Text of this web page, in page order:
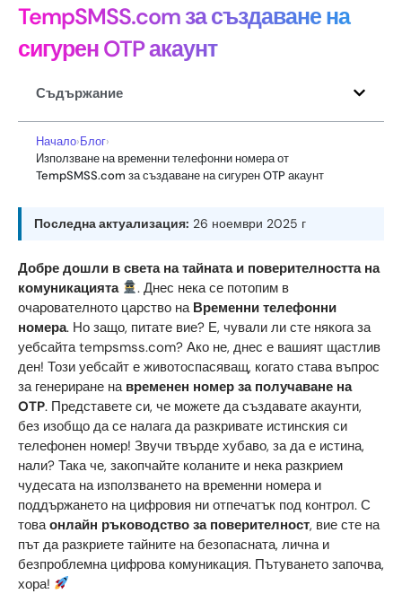
TempSMSS.com за създаване на
сигурен OTP акаунт
Съдържание
Начало›Блог›
Използване на временни телефонни номера от
TempSMSS.com за създаване на сигурен OTP акаунт
Последна актуализация: 26 ноември 2025 г
Добре дошли в света на тайната и поверителността на
комуникацията
. Днес нека се потопим в
очарователното царство на Временни телефонни
номера. Но защо, питате вие? Е, чували ли сте някога за
уебсайта tempsmss.com? Ако не, днес е вашият щастлив
ден! Този уебсайт е животоспасяващ, когато става въпрос
за генериране на временен номер за получаване на
OTP. Представете си, че можете да създавате акаунти,
без изобщо да се налага да разкривате истинския си
телефонен номер! Звучи твърде хубаво, за да е истина,
нали? Така че, закопчайте коланите и нека разкрием
чудесата на използването на временни номера и
поддържането на цифровия ни отпечатък под контрол. С
товаонлайн ръководство за поверителност, вие сте на
път да разкриете тайните на безопасната, лична и
безпроблемна цифрова комуникация. Пътуването започва,
хора!